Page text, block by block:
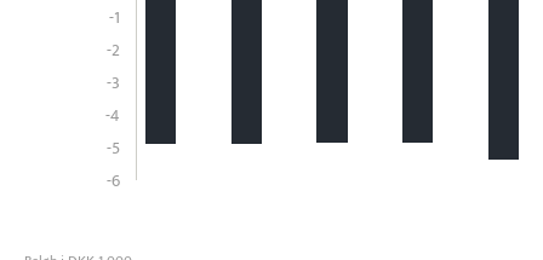
-1
-2
-3
-4
-5
-6